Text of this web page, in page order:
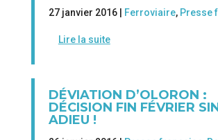
27 janvier 2016 | Ferroviaire, Presse
Lire la suite
DÉVIATION D’OLORON :
DÉCISION FIN FÉVRIER
ADIEU !